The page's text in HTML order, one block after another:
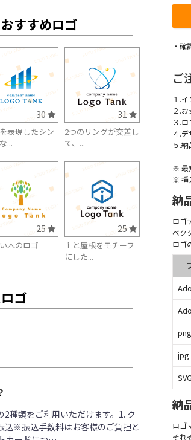
すすめロゴ
30
表現したシン
...
31
2つのリングが交差し
て、...
25
木のロゴ
25
ｉと屋根をモチーフ
にした...
ゴ
2種類をご利用いただけます。1. ク
込※振込手数料はお客様のご負担と
・確
ご
１.
２.
３.
４.
５.
※ 最
※ 挿
納
ロゴ
ベク
ロゴ
png
jpg
SVG
納
ロゴ
それ